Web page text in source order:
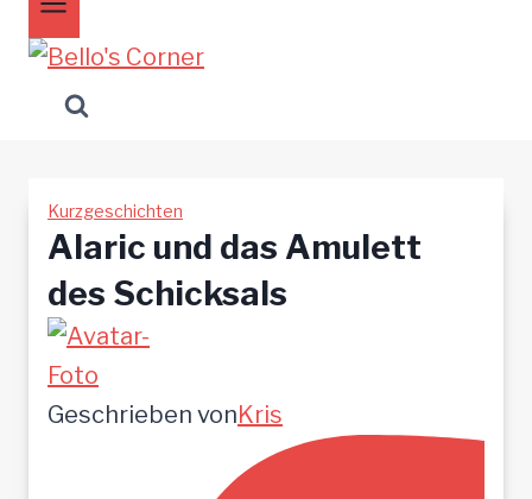
Kurzgeschichten
Alaric und das Amulett
des Schicksals
Geschrieben vonKris